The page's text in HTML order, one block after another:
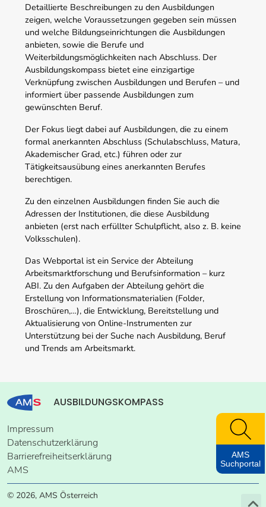
Detaillierte Beschreibungen zu den Ausbildungen
zeigen, welche Voraussetzungen gegeben sein müssen
und welche Bildungseinrichtungen die Ausbildungen
anbieten, sowie die Berufe und
Weiterbildungsmöglichkeiten nach Abschluss. Der
Ausbildungskompass bietet eine einzigartige
Verknüpfung zwischen Ausbildungen und Berufen – und
informiert über passende Ausbildungen zum
gewünschten Beruf.
Der Fokus liegt dabei auf Ausbildungen, die zu einem
formal anerkannten Abschluss (Schulabschluss, Matura,
Akademischer Grad, etc.) führen oder zur
Tätigkeitsausübung eines anerkannten Berufes
berechtigen.
Zu den einzelnen Ausbildungen finden Sie auch die
Adressen der Institutionen, die diese Ausbildung
anbieten (erst nach erfüllter Schulpflicht, also z. B. keine
Volksschulen).
Das Webportal ist ein Service der Abteilung
Arbeitsmarktforschung und Berufsinformation – kurz
ABI. Zu den Aufgaben der Abteilung gehört die
Erstellung von Informationsmaterialien (Folder,
Broschüren,…), die Entwicklung, Bereitstellung und
Aktualisierung von Online-Instrumenten zur
Unterstützung bei der Suche nach Ausbildung, Beruf
und Trends am Arbeitsmarkt.
AUSBILDUNGSKOMPASS
Impressum
Datenschutzerklärung
Barrierefreiheitserklärung
AMS
© 2026, AMS Österreich
AMS
Suchportal